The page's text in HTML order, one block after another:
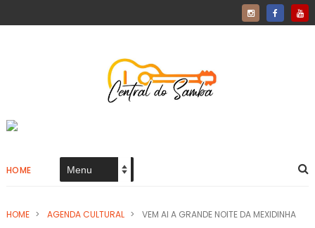
HOME
HOME > AGENDA CULTURAL > VEM AI A GRANDE NOITE DA MEXIDINHA